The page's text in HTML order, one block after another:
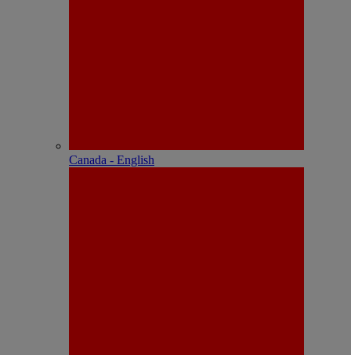
Canada - English